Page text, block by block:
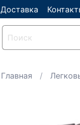
Доставка
Главная